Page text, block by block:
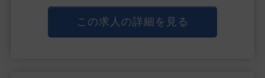
ッシュレス決済のみの効率を重視した導線を作り、
経営コンセプトとして、「システマチックで効率的＆
待たせない診療」を掲げ、
この求人の詳細を見る